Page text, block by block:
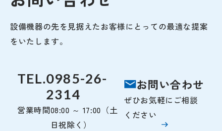
設備機器の先を見据えたお客様にとっての最適な提案
をいたします。
TEL.0985-26-
2314
営業時間08:00 ～ 17:00（土
日祝除く）
お問い合わせ
ぜひお気軽にご相談
ください